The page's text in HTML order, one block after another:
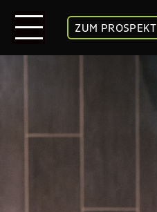
ZUM PROSPEKT